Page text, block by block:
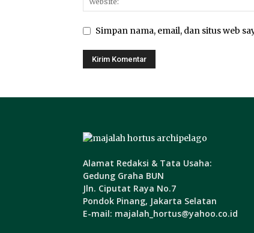
Simpan nama, email, dan situs web
Alamat Redaksi & Tata Usaha:
Gedung Graha BUN
Jln. Ciputat Raya No.7
Pondok Pinang, Jakarta Selatan
E-mail: majalah_hortus@yahoo.co.id